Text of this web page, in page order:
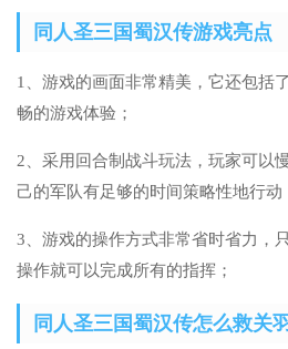
同人圣三国蜀汉传游戏亮点
1、游戏的画面非常精美，它还包括
畅的游戏体验；
2、采用回合制战斗玩法，玩家可以
己的军队有足够的时间策略性地行动
3、游戏的操作方式非常省时省力，
操作就可以完成所有的指挥；
同人圣三国蜀汉传怎么救关羽